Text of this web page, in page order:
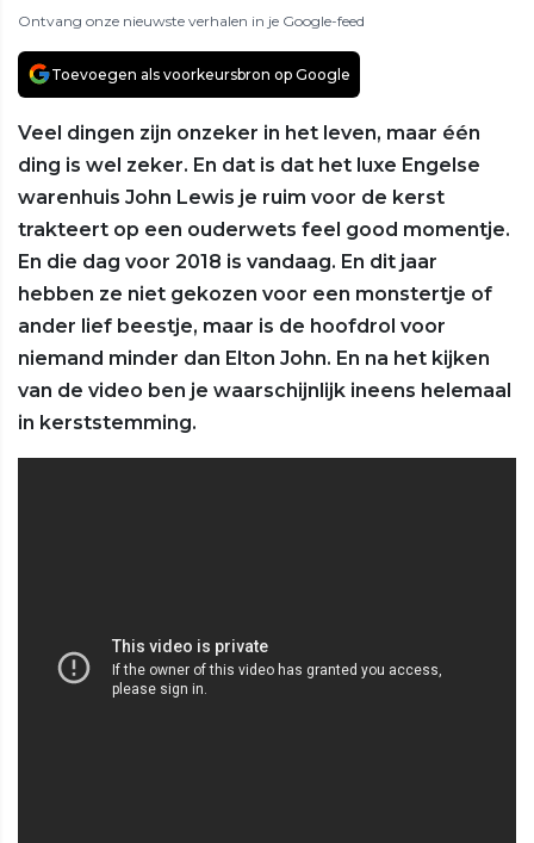
Ontvang onze nieuwste verhalen in je Google-feed
Toevoegen als voorkeursbron op Google
Veel dingen zijn onzeker in het leven, maar één
ding is wel zeker. En dat is dat het luxe Engelse
warenhuis John Lewis je ruim voor de kerst
trakteert op een ouderwets feel good momentje.
En die dag voor 2018 is vandaag. En dit jaar
hebben ze niet gekozen voor een monstertje of
ander lief beestje, maar is de hoofdrol voor
niemand minder dan Elton John. En na het kijken
van de video ben je waarschijnlijk ineens helemaal
in kerststemming.